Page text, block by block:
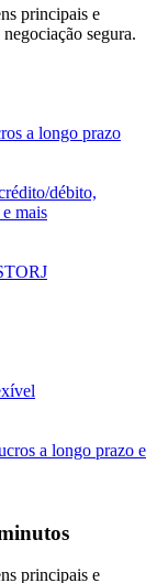
principais e
segura.
a longo prazo
débito,
mais
a longo prazo e
principais e